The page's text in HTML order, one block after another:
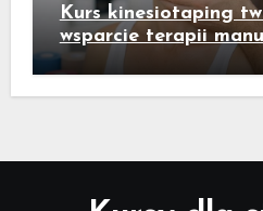
Kurs kinesiotaping
wsparcie terapii